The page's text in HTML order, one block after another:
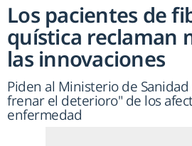
Los pacientes de
quística reclaman
las innovaciones
Piden al Ministerio de
frenar el deterioro" de los
enfermedad